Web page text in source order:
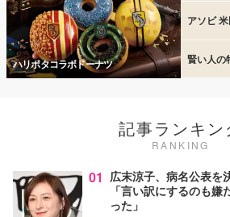
ハリポタコラボドーナツ
アソビ
賢い人の
記事ランキン
RANKING
01 広末涼子、病名公表を
「言い訳にするのも
った」